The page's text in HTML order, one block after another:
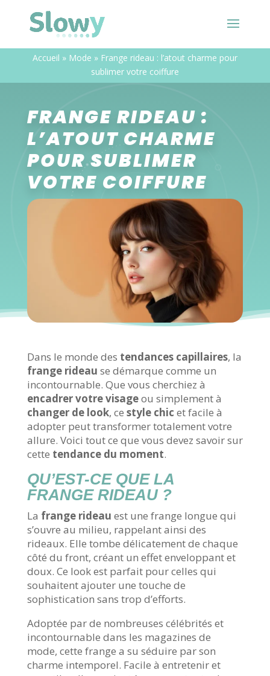
Accueil » Mode » Frange rideau : l’atout charme pour
sublimer votre coiffure
FRANGE RIDEAU :
L’ATOUT CHARME
POUR SUBLIMER
VOTRE COIFFURE
Dans le monde des tendances capillaires, la
frange rideau se démarque comme un
incontournable. Que vous cherchiez à
encadrer votre visageou simplement à
changer de look, ce style chic et facile à
adopter peut transformer totalement votre
allure. Voici tout ce que vous devez savoir sur
cette tendance du moment.
QU’EST-CE QUE LA
FRANGE RIDEAU ?
La frange rideau est une frange longue qui
s’ouvre au milieu, rappelant ainsi des
rideaux. Elle tombe délicatement de chaque
côté du front, créant un effet enveloppant et
doux. Ce look est parfait pour celles qui
souhaitent ajouter une touche de
sophistication sans trop d’efforts.
Adoptée par de nombreuses célébrités et
incontournable dans les magazines de
mode, cette frange a su séduire par son
charme intemporel. Facile à entretenir et